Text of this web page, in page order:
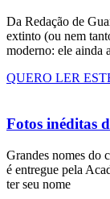
Da Redação de
extinto (ou nem
moderno: ele ainda
QUERO LER
Fotos inéditas
Grandes nomes do
é entregue pela
ter seu nome